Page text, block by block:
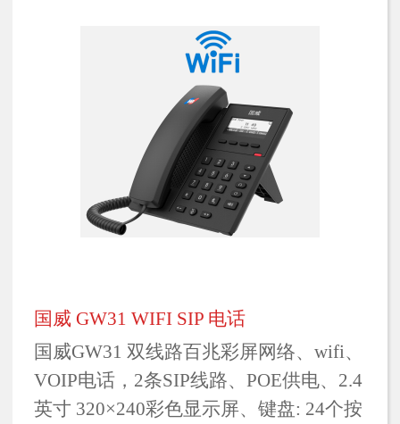
国威 GW31 WIFI SIP 电话
国威GW31 双线路百兆彩屏网络、wifi、
VOIP电话，2条SIP线路、POE供电、2.4
英寸 320×240彩色显示屏、键盘: 24个按